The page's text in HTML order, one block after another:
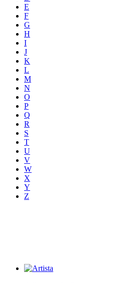
E
F
G
H
I
J
K
L
M
N
O
P
Q
R
S
T
U
V
W
X
Y
Z